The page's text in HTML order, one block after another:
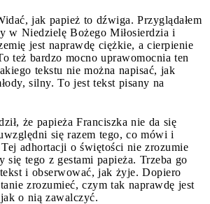
jak papież to dźwiga. Przyglądałem
w Niedzielę Bożego Miłosierdzia i
jest naprawdę ciężkie, a cierpienie
też bardzo mocno uprawomocnia ten
tekstu nie można napisać, jak
silny. To jest tekst pisany na
że papieża Franciszka nie da się
się razem tego, co mówi i
adhortacji o świętości nie zrozumie
się tego z gestami papieża. Trzeba go
tekst i obserwować, jak żyje. Dopiero
zrozumieć, czym tak naprawdę jest
o nią zawalczyć.